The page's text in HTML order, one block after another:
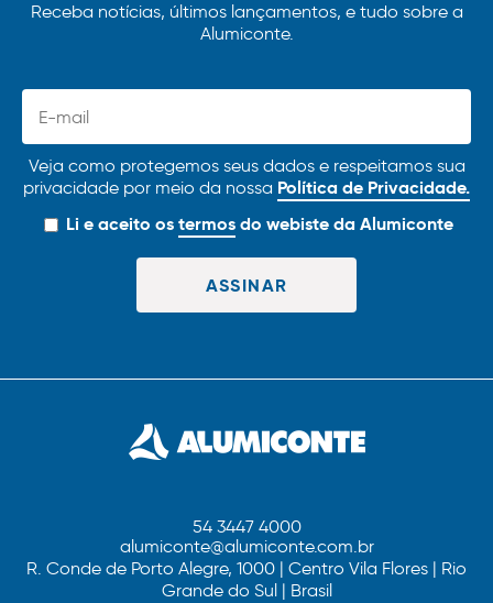
Receba notícias, últimos lançamentos, e tudo sobre a
Alumiconte.
Veja como protegemos seus dados e respeitamos sua
privacidade por meio da nossa Política de Privacidade.
Li e aceito ostermosdo webiste da Alumiconte
54 3447 4000
alumiconte@alumiconte.com.br
R. Conde de Porto Alegre, 1000 | Centro Vila Flores | Rio
Grande do Sul | Brasil